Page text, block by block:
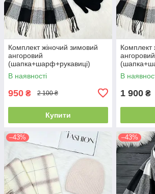
Комплект жіночий зимовий
ангоровий
(шапка+шарф+рукавиці)
ODYSSEY 57-59 см чорний
3701 - 8064 - 4135
В наявності
950 ₴ 2 100 ₴
Купити
Комплект
ангоровий
3701 -
В
1 900 ₴
–43% –43%